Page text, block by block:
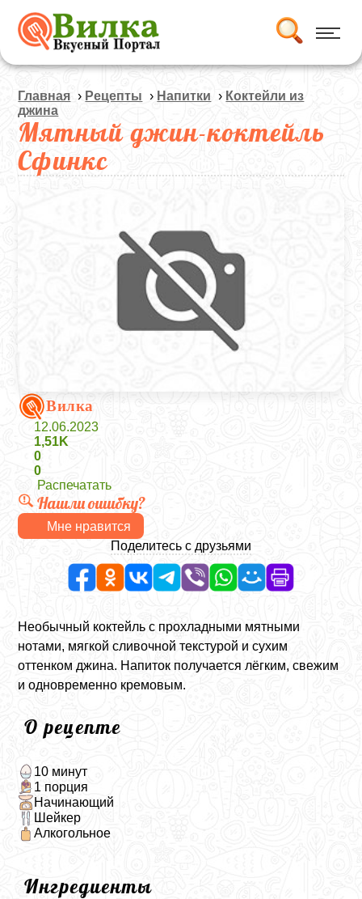
Главная › Рецепты › Напитки › Коктейли из
джина
Мятный джин-коктейль
Сфинкс
Вилка
12.06.2023
1,51K
0
0
Распечатать
Нашли ошибку?
Мне нравится
Поделитесь с друзьями
Необычный коктейль с прохладными мятными
нотами, мягкой сливочной текстурой и сухим
оттенком джина. Напиток получается лёгким, свежим
и одновременно кремовым.
О рецепте
10 минут
1 порция
Начинающий
Шейкер
Алкогольное
Ингредиенты